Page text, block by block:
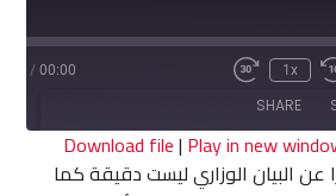
Rewind
10
Seconds
1x
Fast
seconds
00:00
/
SHARE
Download file| Play in new
عن البيان الوزاري ليست دقيقة كما